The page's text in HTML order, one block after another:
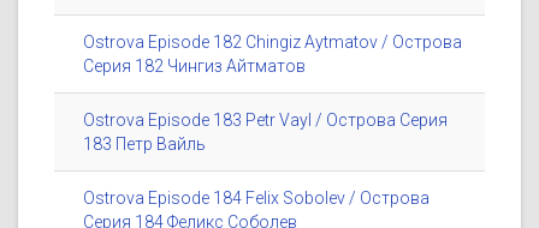
Ostrova Episode 182 Chingiz Aytmatov / Острова
Серия 182 Чингиз Айтматов
Ostrova Episode 183 Petr Vayl / Острова Серия
183 Петр Вайль
Ostrova Episode 184 Felix Sobolev / Острова
Серия 184 Феликс Соболев